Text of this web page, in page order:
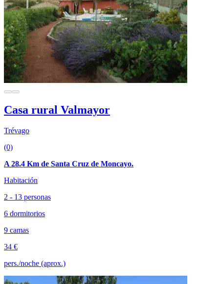
Casa rural Valmayor
Trévago
(0)
A 28.4 Km de Santa Cruz de Moncayo.
Habitación
2 - 13 personas
6 dormitorios
9 camas
34 €
pers./noche (aprox.)